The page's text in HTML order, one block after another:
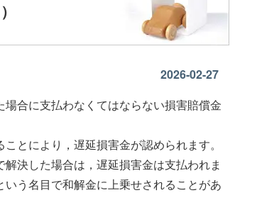
2026-02-27
合に支払わなくてはならない損害賠償金
とにより，遅延損害金が認められます。
決した場合は，遅延損害金は支払われま
う名目で和解金に上乗せされることがあ